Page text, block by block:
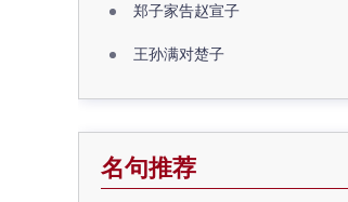
郑子家告赵宣子
王孙满对楚子
名句推荐